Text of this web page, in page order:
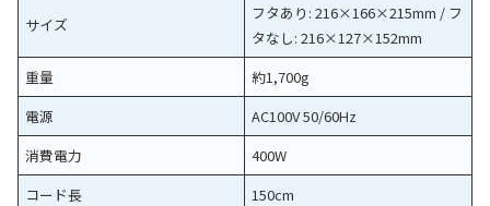
サイズ
フタあり: 216×166×215mm / フ
タなし: 216×127×152mm
重量
約1,700g
電源
AC100V 50/60Hz
消費電力
400W
コード長
150cm